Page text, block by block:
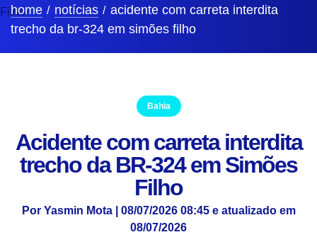
home notícias
acidente com carreta interdita
trecho da br-324 em simões filho
Bahia
Acidente com carreta interdita
trecho da BR-324 em Simões
Filho
Por Yasmin Mota | 08/07/2026 08:45 e atualizado em
08/07/2026